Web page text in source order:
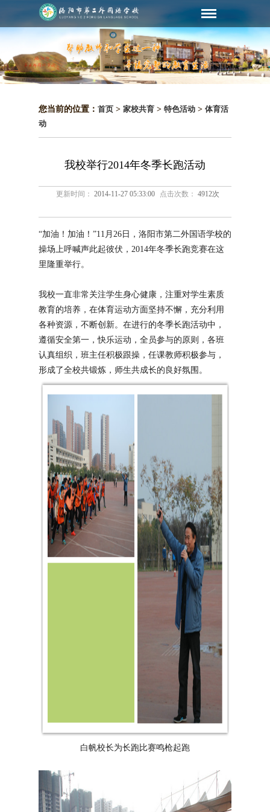
您当前的位置： 首页 > 家校共育 > 特色活动 > 体育活
动
我校举行2014年冬季长跑活动
更新时间： 2014-11-27 05:33:00 点击次数： 4912次
“加油！加油！”11月26日，洛阳市第二外国语学校的
操场上呼喊声此起彼伏，2014年冬季长跑竞赛在这
里隆重举行。
我校一直非常关注学生身心健康，注重对学生素质
教育的培养，在体育运动方面坚持不懈，充分利用
各种资源，不断创新。在进行的冬季长跑活动中，
遵循安全第一，快乐运动，全员参与的原则，各班
认真组织，班主任积极跟操，任课教师积极参与，
形成了全校共锻炼，师生共成长的良好氛围。
白帆校长为长跑比赛鸣枪起跑